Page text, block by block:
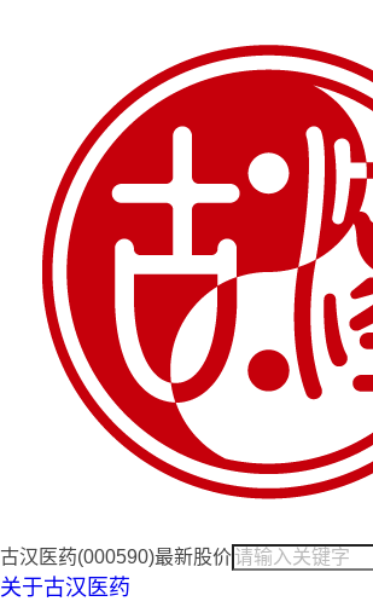
古汉医药(000590)最新股价
关于古汉医药